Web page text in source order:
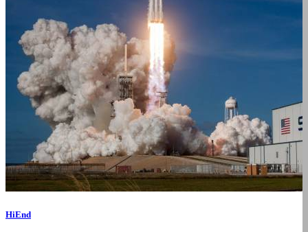
HiEnd